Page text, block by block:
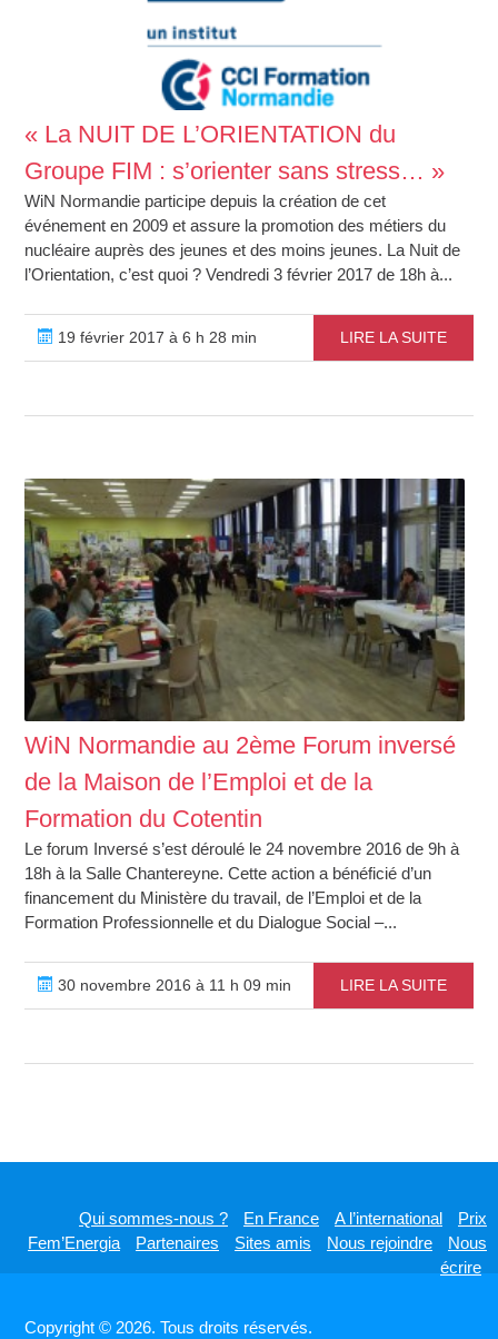
« La NUIT DE L’ORIENTATION du
Groupe FIM : s’orienter sans stress… »
WiN Normandie participe depuis la création de cet
événement en 2009 et assure la promotion des métiers du
nucléaire auprès des jeunes et des moins jeunes. La Nuit de
l’Orientation, c’est quoi ? Vendredi 3 février 2017 de 18h à...
19 février 2017 à 6 h 28 min LIRE LA SUITE
WiN Normandie au 2ème Forum inversé
de la Maison de l’Emploi et de la
Formation du Cotentin
Le forum Inversé s’est déroulé le 24 novembre 2016 de 9h à
18h à la Salle Chantereyne. Cette action a bénéficié d’un
financement du Ministère du travail, de l’Emploi et de la
Formation Professionnelle et du Dialogue Social –...
30 novembre 2016 à 11 h 09 min LIRE LA SUITE
Qui sommes-nous ? En France A l’international
Prix
Fem’Energia
Partenaires Sites amis Nous rejoindre
Nous
écrire
Copyright © 2026. Tous droits réservés.